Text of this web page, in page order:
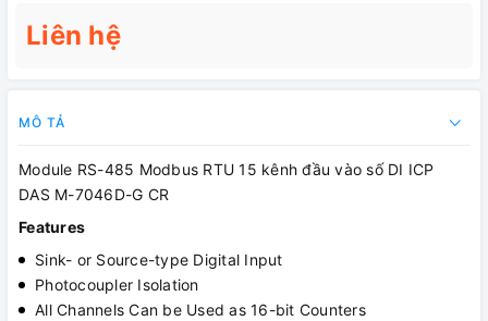
Liên hệ
MÔ TẢ
Module RS-485 Modbus RTU 15 kênh đầu vào số DI ICP
DAS M-7046D-G CR
Features
Sink- or Source-type Digital Input
Photocoupler Isolation
All Channels Can be Used as 16-bit Counters